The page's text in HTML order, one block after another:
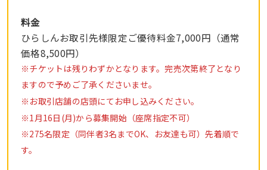
料金
ひらしんお取引先様限定ご優待料金7,000円（通常
価格8,500円）
※チケットは残りわずかとなります。完売次第終了となり
ますので予めご了承くださいませ。
※お取引店舗の店頭にてお申し込みください。
※1月16日(月)から募集開始（座席指定不可）
※275名限定（同伴者3名までOK、お友達も可）先着順で
す。